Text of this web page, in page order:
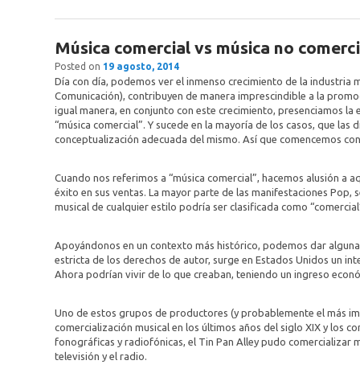
Música comercial vs música no
Posted on 19 agosto, 2014
Día con día, podemos ver el inmenso crecimiento de la industria
Comunicación), contribuyen de manera imprescindible a la
igual manera, en conjunto con este crecimiento, presenciamos
“música comercial”. Y sucede en la mayoría de los casos, que
conceptualización adecuada del mismo. Así que comencemos
Cuando nos referimos a “música comercial”, hacemos alusión a
éxito en sus ventas. La mayor parte de las manifestaciones
musical de cualquier estilo podría ser clasificada como
Apoyándonos en un contexto más histórico, podemos dar
estricta de los derechos de autor, surge en Estados Unidos un
Ahora podrían vivir de lo que creaban, teniendo un ingreso
Uno de estos grupos de productores (y probablemente el más
comercialización musical en los últimos años del siglo XIX y los
fonográficas y radiofónicas, el Tin Pan Alley pudo comercializar
televisión y el radio.